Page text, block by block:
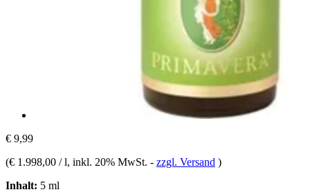
€ 9,99
(€ 1.998,00 / l, inkl. 20% MwSt. - zzgl. Versand )
Inhalt: 5 ml